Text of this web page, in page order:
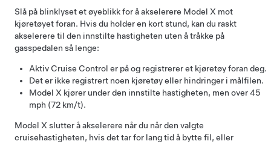
Slå på blinklyset et øyeblikk for å akselerere Model X mot
kjøretøyet foran. Hvis du holder en kort stund, kan du raskt
akselerere til den innstilte hastigheten uten å tråkke på
gasspedalen så lenge:
Aktiv Cruise Control er på og registrerer et kjøretøy foran deg.
Det er ikke registrert noen kjøretøy eller hindringer i målfilen.
Model X kjører under den innstilte hastigheten, men over45
mph (72 km/t).
Model X slutter å akselerere når du når den valgte
cruisehastigheten, hvis det tar for lang tid å bytte fil, eller